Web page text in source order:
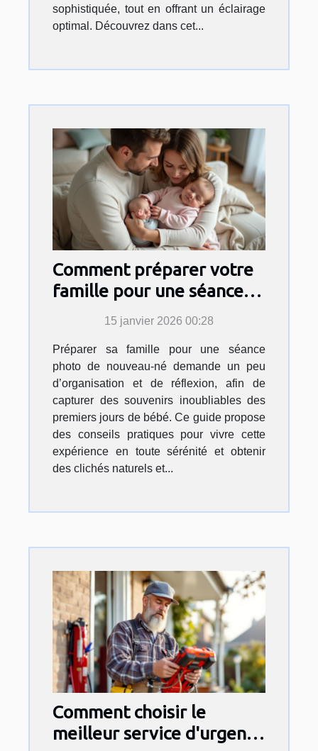
sophistiquée, tout en offrant un éclairage
optimal. Découvrez dans cet...
Comment préparer votre
famille pour une séance
photo de nouveau-né?
15 janvier 2026 00:28
Préparer sa famille pour une séance
photo de nouveau-né demande un peu
d’organisation et de réflexion, afin de
capturer des souvenirs inoubliables des
premiers jours de bébé. Ce guide propose
des conseils pratiques pour vivre cette
expérience en toute sérénité et obtenir
des clichés naturels et...
Comment choisir le
meilleur service d'urgence